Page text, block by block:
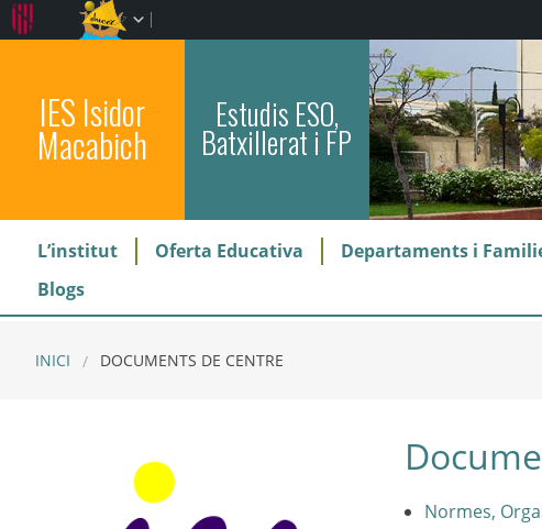
IES Isidor
Macabich
Estudis ESO,
Batxillerat i FP
L’institut Oferta Educativa Departaments i
Blogs
INICI DOCUMENTS DE CENTRE
Normes,